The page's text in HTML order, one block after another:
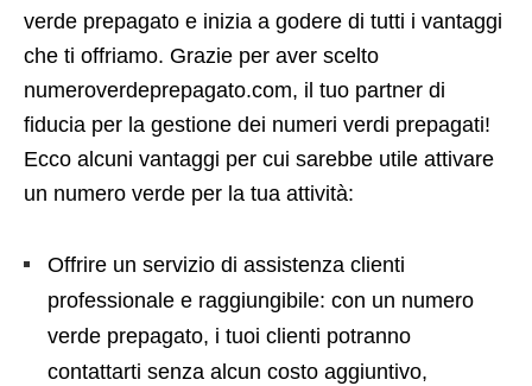
verde prepagato e inizia a godere di tutti i vantaggi
che ti offriamo. Grazie per aver scelto
numeroverdeprepagato.com, il tuo partner di
fiducia per la gestione dei numeri verdi prepagati!
Ecco alcuni vantaggi per cui sarebbe utile attivare
un numero verde per la tua attività:
Offrire un servizio di assistenza clienti
professionale e raggiungibile: con un numero
verde prepagato, i tuoi clienti potranno
contattarti senza alcun costo aggiuntivo,